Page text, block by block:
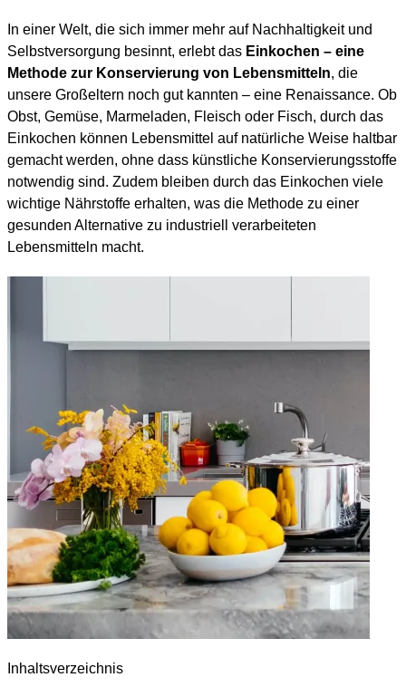
In einer Welt, die sich immer mehr auf Nachhaltigkeit und
Selbstversorgung besinnt, erlebt das Einkochen – eine
Methode zur Konservierung von Lebensmitteln, die
unsere Großeltern noch gut kannten – eine Renaissance. Ob
Obst, Gemüse, Marmeladen, Fleisch oder Fisch, durch das
Einkochen können Lebensmittel auf natürliche Weise haltbar
gemacht werden, ohne dass künstliche Konservierungsstoffe
notwendig sind. Zudem bleiben durch das Einkochen viele
wichtige Nährstoffe erhalten, was die Methode zu einer
gesunden Alternative zu industriell verarbeiteten
Lebensmitteln macht.
Inhaltsverzeichnis